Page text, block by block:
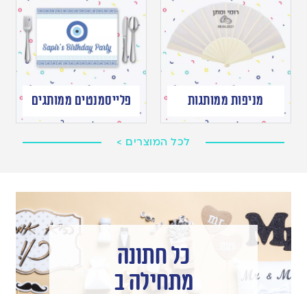
מניפות ממותגות פלייסמנטים ממותגים
לכל המוצרים >
כל חתונה
מתחילה ב